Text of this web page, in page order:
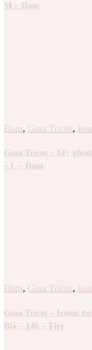
M – Dam
Dam, Gina Tricot,
Gina Tricot – 14+
– L – Dam
Dam, Gina Tricot,
Gina Tricot – Iconic
Blå – 146 – Tjej